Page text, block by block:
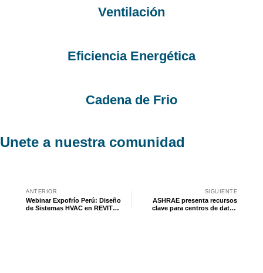
Ventilación
Eficiencia Energética
Cadena de Frio
Unete a nuestra comunidad
ANTERIOR
Webinar Expofrío Perú: Diseño
de Sistemas HVAC en REVIT
SIGUIENTE
ASHRAE presenta recursos
clave para centros de datos